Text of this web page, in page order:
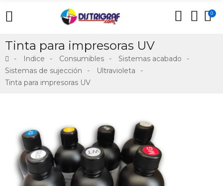
0
Tinta para impresoras UV
Indice Consumibles
Sistemas acabado
Sistemas de sujección
Ultravioleta
Tinta para impresoras UV